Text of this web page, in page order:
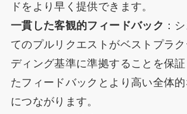
ドをより早く提供できます。
一貫した客観的フィードバック ：
てのプルリクエストがベストプラ
ディング基準に準拠することを保
たフィードバックとより高い全体
につながります。